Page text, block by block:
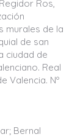
Ros,
murales de la
de san
ciudad de
Real
Valencia. Nº
Bernal